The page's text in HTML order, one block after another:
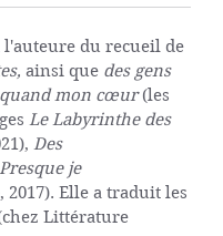
l'auteure du recueil de
ainsi que des gens
quand mon cœur(les
Le Labyrinthe des
Des
Presque je
Elle a traduit les
Littérature